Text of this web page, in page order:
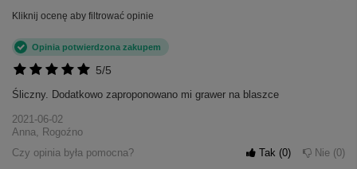
Kliknij ocenę aby filtrować opinie
5/5
Opinia potwierdzona zakupem
Śliczny. Dodatkowo zaproponowano mi grawer na blaszce
2021-06-02
Anna, Rogoźno
Czy opinia była pomocna?
Tak 0 Nie 0